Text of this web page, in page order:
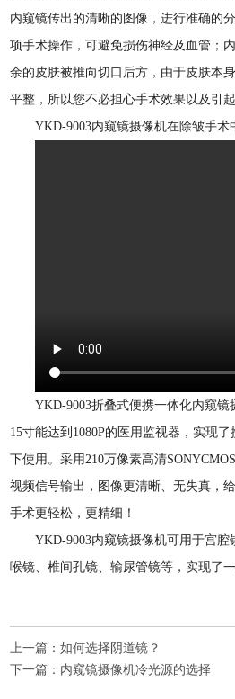
内窥镜传出的清晰的图像，进行准确的
项手术操作，可避免损伤神经及血管；
余的皮肤被推向切口后方，由于皮肤本
平整，所以您不必担心手术效果以及引起
YKD-9003内窥镜摄像机在除皱手术
YKD-9003折叠式便携一体化内窥
15寸能达到1080P的医用监视器，实现
下使用。采用210万像素高清
视频信号输出，图像更清晰、无失真，
手术更轻松，更精细！
YKD-9003内窥镜摄像机可用于宫
喉镜、椎间孔镜、输尿管镜等，实现了
上一篇：如何选择阴道镜？
下一篇： 内窥镜摄像机冷光源的选择